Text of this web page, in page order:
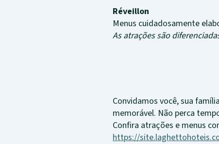
Réveillon
Menus cuidadosamente
As atrações são
Convidamos você, sua
memorável. Não perca
Confira atrações e menus
https://